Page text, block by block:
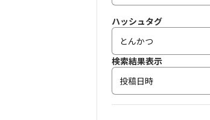
ハッシュタグ
検索結果表示
投稿日時